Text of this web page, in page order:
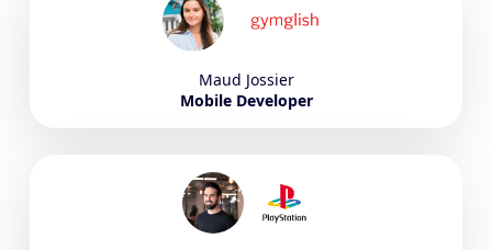
Maud Jossier
Mobile Developer